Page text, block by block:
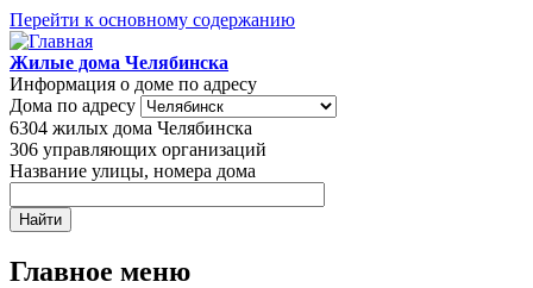
Перейти к основному содержанию
Жилые дома Челябинска
Информация о доме по адресу
Дома по адресу
6304 жилых дома Челябинска
306 управляющих организаций
Название улицы, номера дома
Главное меню